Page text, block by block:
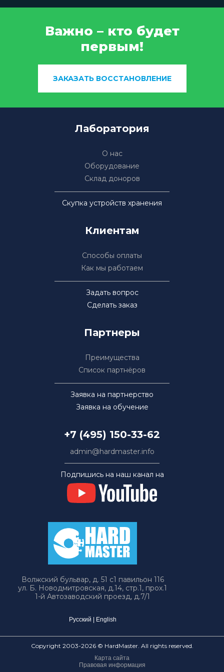
Важно – кто будет
первым!
ЗАКАЗАТЬ ВОССТАНОВЛЕНИЕ
Лаборатория
О нас
Оборудование
Склад доноров
Скупка устройств хранения
Клиентам
Способы оплаты
Как мы работаем
Задать вопрос
Сделать заказ
Партнеры
Преимущества
Список партнёров
Заявка на партнерство
Заявка на обучение
+7 (495) 150-33-62
admin@hardmaster.info
Подпишись на наш канал на
Волжский бульвар, д. 51 с1 павильон 116
ул. Б. Новодмитровская, д.14, стр.1, прох.1
1-й Автозаводский проезд, д.7/1
Русский English
Copyright 2003-2026 © HardMaster. All rights reserved.
Карта сайта
Правовая информация